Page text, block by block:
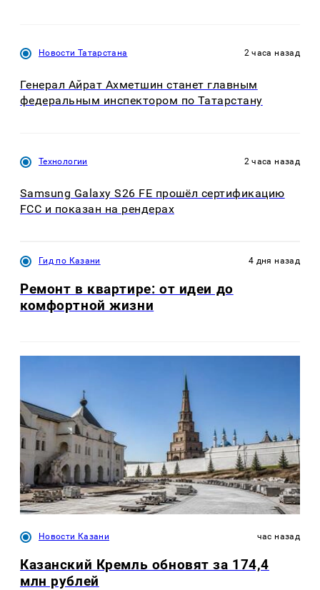
Новости Татарстана 2 часа назад
Генерал Айрат Ахметшин станет главным
федеральным инспектором по Татарстану
Технологии 2 часа назад
Samsung Galaxy S26 FE прошёл сертификацию
FCC и показан на рендерах
Гид по Казани 4 дня назад
Ремонт в квартире: от идеи до
комфортной жизни
Новости Казани час назад
Казанский Кремль обновят за 174,4
млн рублей